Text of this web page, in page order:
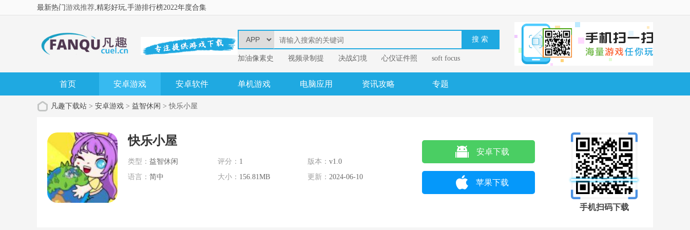
最新热门游戏推荐,精彩好玩,手游排行榜2022年度合集
加油像素史 视频录制提 决战幻境 心仪证件照
soft focus
幂果音频格
首页 安卓游戏 安卓软件 单机游戏 电脑应用 资讯攻略 专题
凡趣下载站 > 安卓游戏 > 益智休闲 > 快乐小屋
快乐小屋
类型： 益智休闲 评分： 1 版本： v1.0
语言： 简中 大小： 156.81MB 更新： 2024-06-10
安卓下载
苹果下载
手机扫码下载